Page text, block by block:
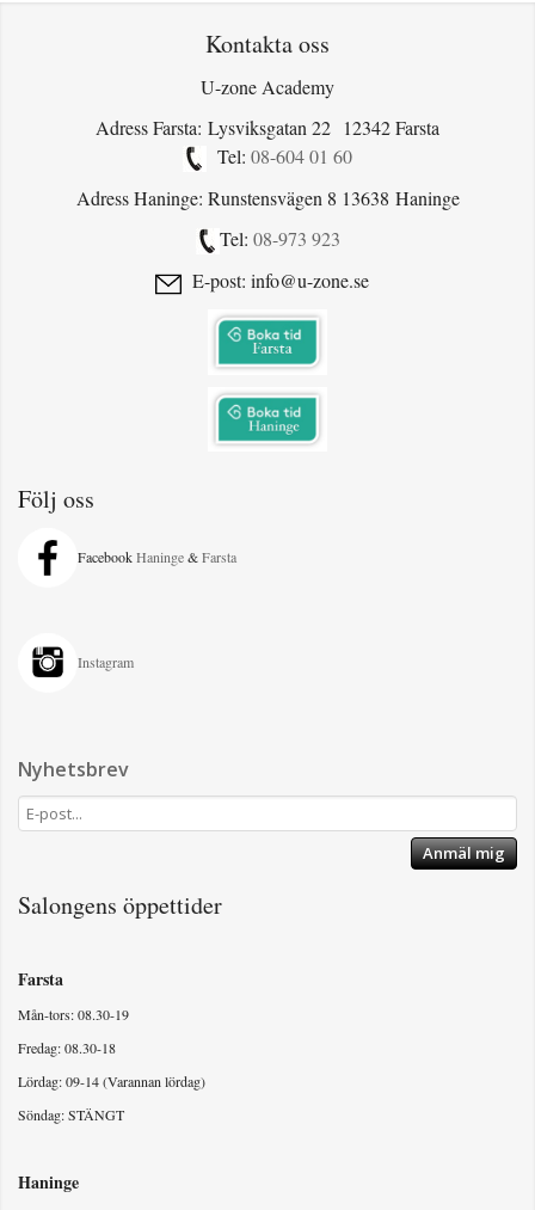
Kontakta oss
U-zone Academy
Adress Farsta: Lysviksgatan 22 12342 Farsta
Tel: 08-604 01 60
Adress Haninge: Runstensvägen 8 13638 Haninge
Tel: 08-973 923
E-post: info@u-zone.se
Följ oss
FacebookHaninge&Farsta
Instagram
Nyhetsbrev
Anmäl mig
Salongens öppettider
Farsta
Mån-tors: 08.30-19
Fredag: 08.30-18
Lördag: 09-14 (Varannan lördag)
Söndag: STÄNGT
Haninge